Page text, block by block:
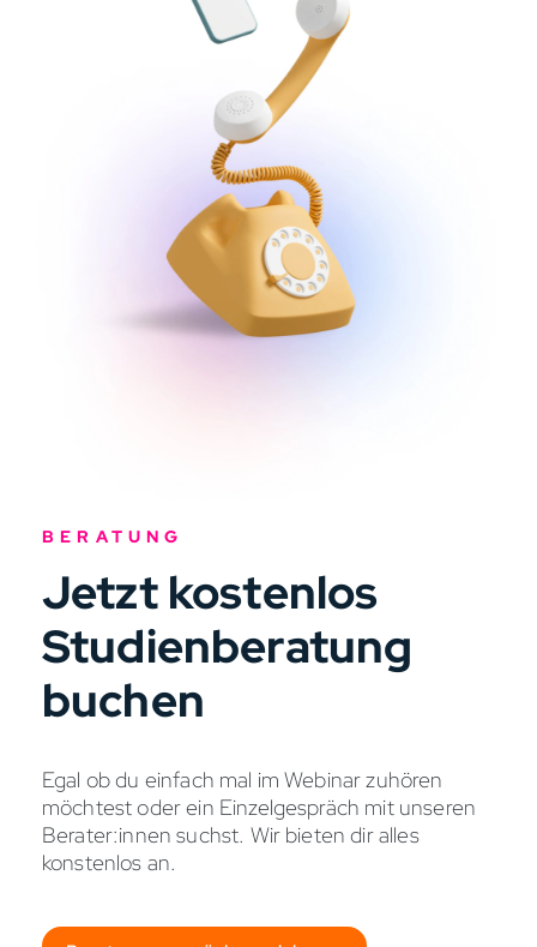
BERATUNG
Jetzt kostenlos
Studienberatung
buchen
Egal ob du einfach mal im Webinar zuhören
möchtest oder ein Einzelgespräch mit unseren
Berater:innen suchst. Wir bieten dir alles
konstenlos an.